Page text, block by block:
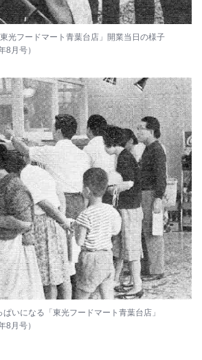
光フードマート青葉台店」開業当日の様子
8月号）
いになる「東光フードマート青葉台店」
8月号）